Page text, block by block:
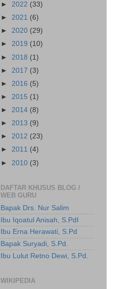
► 2022 (33)
► 2021 (6)
► 2020 (29)
► 2019 (10)
► 2018 (1)
► 2017 (3)
► 2016 (5)
► 2015 (1)
► 2014 (8)
► 2013 (9)
► 2012 (23)
► 2011 (4)
► 2010 (3)
DAFTAR KHUSUS BLOG /
WEB GURU
Bapak Drs. Nur Salim
Ibu Iqoatul Anisah, S.PdI
Ibu Erna Herawati, S.Pd
Bapak Suryadi, S.Pd.
Ibu Lulut Retno Dewi, S.Pd.
WIKIPEDIA